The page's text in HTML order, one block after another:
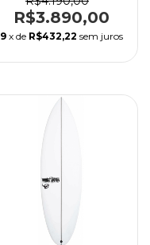
R$3.890,00
9 x de R$432,22 sem juros